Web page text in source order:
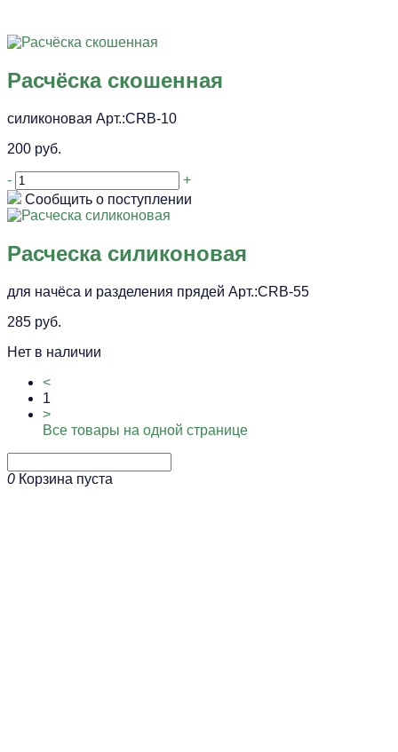
Расчёска скошенная
силиконовая Арт.:CRB-10
200 руб.
-
+
Сообщить о поступлении
Расческа силиконовая
для начёса и разделения прядей Арт.:CRB-55
285 руб.
Нет в наличии
<
1
>
Все товары на одной странице
0 Корзина пуста